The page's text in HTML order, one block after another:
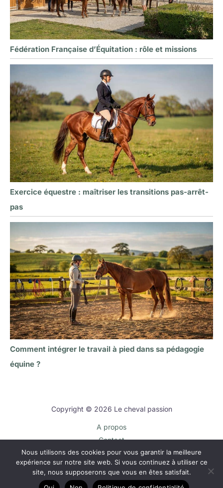
Fédération Française d’Équitation : rôle et missions
Exercice équestre : maîtriser les transitions pas-arrêt-
pas
Comment intégrer le travail à pied dans sa pédagogie
équine ?
Copyright © 2026 Le cheval passion
A propos
Contact
Plan du site
Mentions légales
Politique de confidentialité
Nous utilisons des cookies pour vous garantir la meilleure
expérience sur notre site web. Si vous continuez à utiliser ce
site, nous supposerons que vous en êtes satisfait.